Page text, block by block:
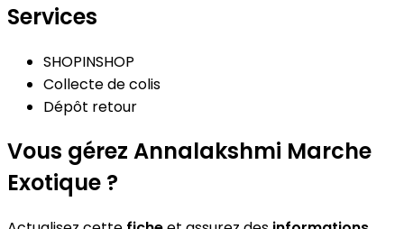
Services
SHOPINSHOP
Collecte de colis
Dépôt retour
Vous gérez Annalakshmi Marche
Exotique ?